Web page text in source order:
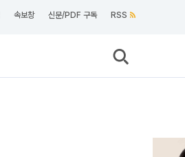
속보창 신문/PDF 구독 RSS